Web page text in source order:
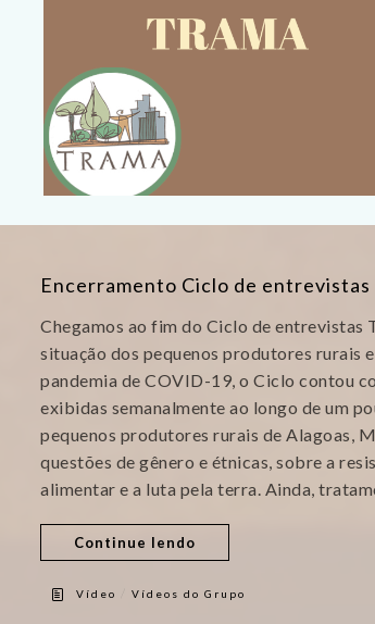
Encerramento Ciclo de entrevistas
Chegamos ao fim do Ciclo de
situação dos pequenos produtores rurais
pandemia de COVID-19, o Ciclo contou
exibidas semanalmente ao longo de um
pequenos produtores rurais de Alagoas,
questões de gênero e étnicas, sobre a
alimentar e a luta pela terra. Ainda,
Continue lendo
Vídeo Vídeos do Grupo